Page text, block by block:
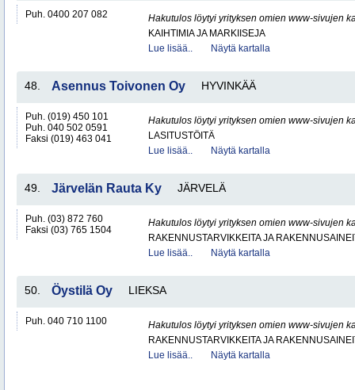
Puh. 0400 207 082
Hakutulos löytyi yrityksen omien www-sivujen
KAIHTIMIA JA MARKIISEJA
Lue lisää..
Näytä kartalla
48. Asennus Toivonen Oy HYVINKÄÄ
Puh. (019) 450 101
Puh. 040 502 0591
Faksi (019) 463 041
Hakutulos löytyi yrityksen omien www-sivujen
LASITUSTÖITÄ
Lue lisää..
Näytä kartalla
49. Järvelän Rauta Ky JÄRVELÄ
Puh. (03) 872 760
Faksi (03) 765 1504
Hakutulos löytyi yrityksen omien www-sivujen
RAKENNUSTARVIKKEITA JA
Lue lisää..
Näytä kartalla
50. Öystilä Oy LIEKSA
Puh. 040 710 1100
Hakutulos löytyi yrityksen omien www-sivujen
RAKENNUSTARVIKKEITA JA
Lue lisää..
Näytä kartalla